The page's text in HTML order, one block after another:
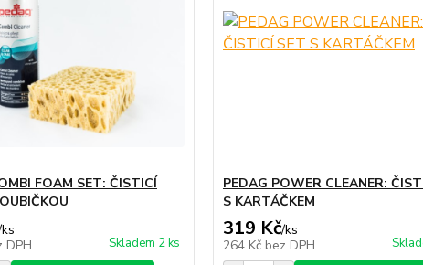
FOAM SET: ČISTICÍ
ks
DPH Skladem 2 ks
PEDAG POWER CLEANER:
S KARTÁČKEM
319 Kč/ks
264 Kč bez DPH